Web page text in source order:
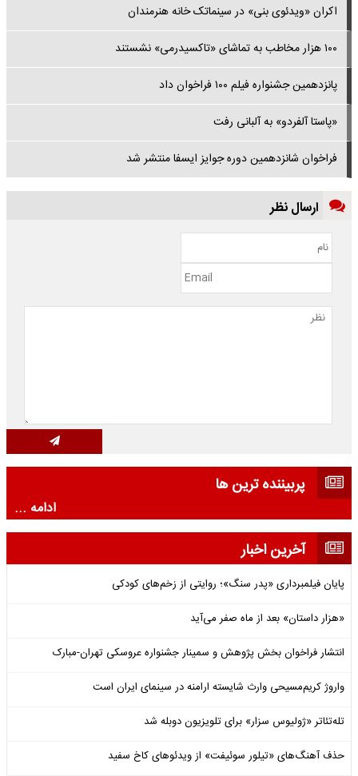
اکران «ویدئوی بنی» در سینماتک خانه هنرمندان
۱۰۰ هزار مخاطب به تماشای «تاکسیدرمی» نشستند
پانزدهمین جشنواره فیلم ۱۰۰ فراخوان داد
«پاستا آلفردو» به آلبانی رفت
فراخوان شانزدهمین دوره‌ جوایز ایسفا منتشر شد
ارسال نظر
پربیننده ترین ها
ادامه ...
آخرین اخبار
پایان فیلمبرداری «پدر سنگ»؛ روایتی از زخم‌های کودکی
«هزار داستان» بعد از ماه صفر می‌آید
انتشار فراخوان بخش پژوهش و سمینار جشنواره عروسکی تهران-مبارک
واروژ کریم‌مسیحی وارث شایسته ارامنه در سینمای ایران است
تله‌تئاتر «ژولیوس سزار» برای تلویزیون دوبله شد
حذف آهنگ‌های «تیلور سوئیفت» از ویدئوهای کاخ سفید